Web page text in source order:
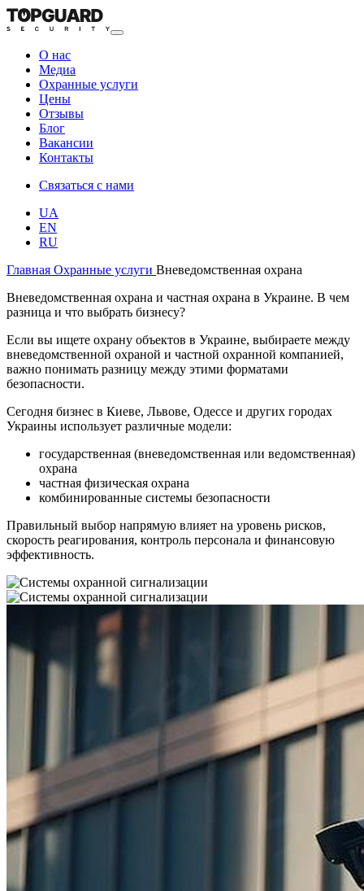
О нас
Медиа
Охранные услуги
Цены
Отзывы
Блог
Вакансии
Контакты
Связаться с нами
UA
EN
RU
Главная Охранные услуги Вневедомственная охрана
Вневедомственная охрана и частная охрана в Украине. В чем
разница и что выбрать бизнесу?
Если вы ищете охрану объектов в Украине, выбираете между
вневедомственной охраной и частной охранной компанией,
важно понимать разницу между этими форматами
безопасности.
Сегодня бизнес в Киеве, Львове, Одессе и других городах
Украины использует различные модели:
государственная (вневедомственная или ведомственная)
охрана
частная физическая охрана
комбинированные системы безопасности
Правильный выбор напрямую влияет на уровень рисков,
скорость реагирования, контроль персонала и финансовую
эффективность.